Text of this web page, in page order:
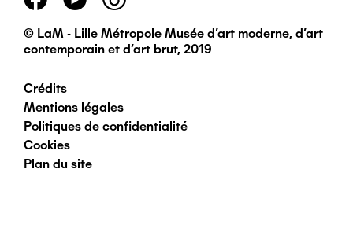
principal
© LaM - Lille Métropole Musée d'art moderne, d'art
contemporain et d'art brut, 2019
Pied
de
page
Crédits
Mentions légales
Politiques de confidentialité
Cookies
Plan du site